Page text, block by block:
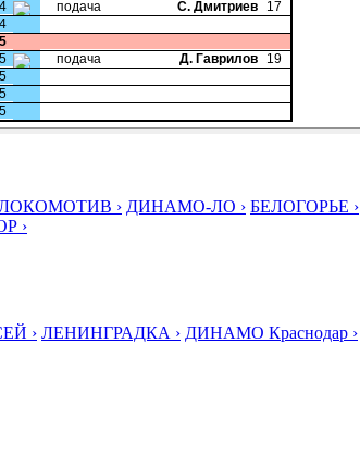
подача С. Дмитриев
17
подача Д. Гаврилов
19
› ДИНАМО-ЛО › БЕЛОГОРЬЕ ›
›
› ЛЕНИНГРАДКА › ДИНАМО Краснодар ›